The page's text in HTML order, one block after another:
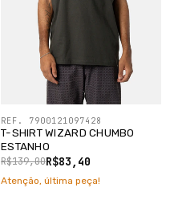
T-SHIRT WIZARD CHUMBO
ESTANHO
R$83,40
R$139,00
REF. 7900121097428
Atenção, última peça!